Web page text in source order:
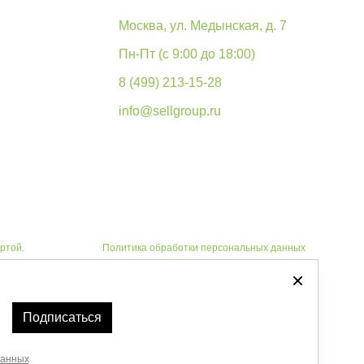
Москва, ул. Медынская, д. 7
Пн-Пт (с 9:00 до 18:00)
8 (499) 213-15-28
info@sellgroup.ru
Политика обработки персональных данных
Автоматизировано -
Подписаться